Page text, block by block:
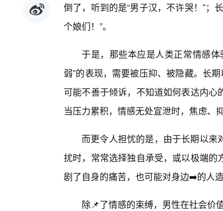
倒了，听到的是“男子汉，不许哭！”；
个娘们！”。
于是，那些本应是人类正常情感
弱”的表现，需要被压抑、被隐藏。长
可能不善于倾诉，不知道如何表达内
当压力累积，情感无处宣泄时，焦虑、
而更令人担忧的是，由于长期以
扰时，常常选择独自承受，或以极端
剧了自身的痛苦，也可能对身边➡️的人
除📌了情感的束缚，男性在社会价